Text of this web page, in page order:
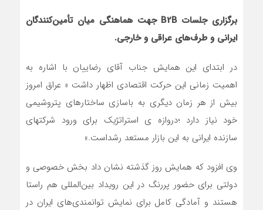
برگزاری جلساتB2B
جهت هماهنگی میان تأمین‌کنندگان
ایرانی و طرف‌های عراقی و خارجی.
در ابتدای این همایش جناب آقای رضاییان با اشاره به
اهمیت زمانی این حرکت اقتصادی اظهار داشت « عراق امروز
بیش از هر زمان دیگری به باسازی ساختارهای پتروشیمی
خود نیاز دارد ؛دروازه ی استراتژیک برای ورود شرکتهای
سازنده ایرانی به این بازار مستعد رشداست.»
وی افزود که همایش روز گذشته نشان داد بخش خصوصی و
دولتی برای حضور پررنگ در این رویداد بین‌المللی هم راستا
هستند و آمادگی کامل برای نمایش توانمندی‌های ایران در